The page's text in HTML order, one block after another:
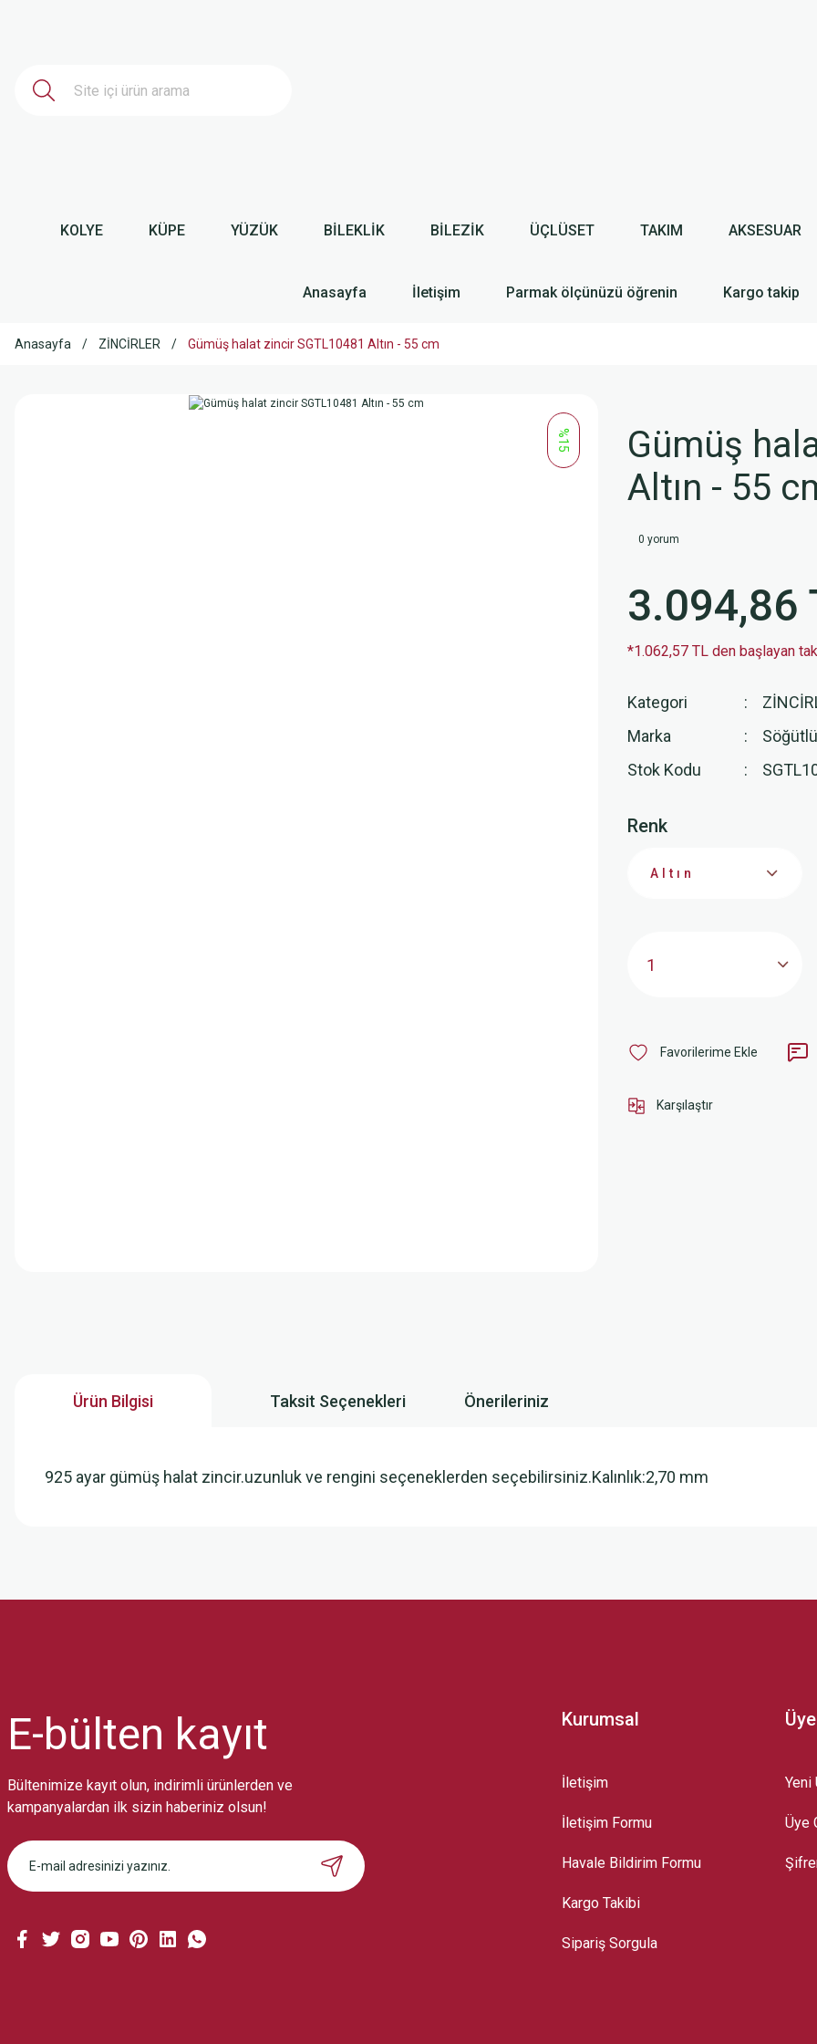
KOLYE KÜPE YÜZÜK BİLEKLİK BİLEZİK ÜÇLÜSET TAKIM AKSESUAR
Anasayfa İletişim Parmak ölçünüzü öğrenin Kargo takip
Anasayfa ZİNCİRLER Gümüş halat zincir SGTL10481 Altın - 55 cm
%15
Gümüş
Altın - 55
0 yorum
3.094,86
*1.062,57 TL den başlayan
Kategori
Marka
Stok Kodu
Renk
Karşılaştır
Ürün Bilgisi Taksit Seçenekleri Önerileriniz
925 ayar gümüş halat zincir.uzunluk ve rengini seçeneklerden seçebilirsiniz.Kalınlık:2,70 mm
Bu ürüne benzer farklı alternatifler olmalı.
Gönder
E-bülten kayıt
Bültenimize kayıt olun, indirimli ürünlerden ve
kampanyalardan ilk sizin haberiniz olsun!
Kurumsal
İletişim
İletişim Formu
Havale Bildirim Formu
Kargo Takibi
Sipariş Sorgula
Yeni
Üye